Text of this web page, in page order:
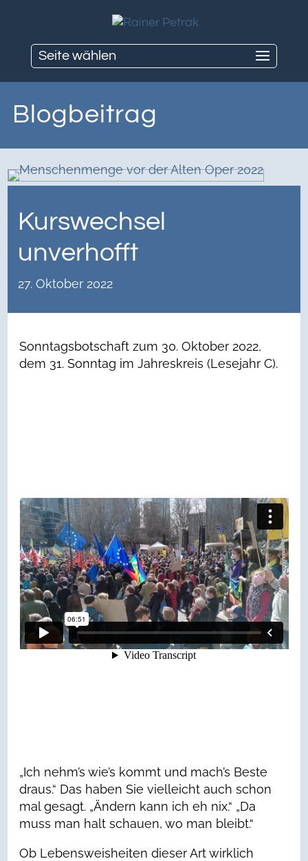
Seite wählen
Blogbeitrag
Kurswechsel
unverhofft
27. Oktober 2022
Sonntagsbotschaft zum 30. Oktober 2022,
dem 31. Sonntag im Jahreskreis (Lesejahr C).
„Ich nehm’s wie’s kommt und mach’s Beste
draus.“ Das haben Sie vielleicht auch schon
mal gesagt. „Ändern kann ich eh nix.“ „Da
muss man halt schauen, wo man bleibt.“
Ob Lebensweisheiten dieser Art wirklich